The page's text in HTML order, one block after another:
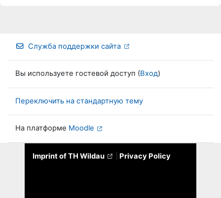
Служба поддержки сайта
Вы используете гостевой доступ (Вход)
Переключить на стандартную тему
На платформе Moodle
Imprint of TH Wildau Privacy Policy